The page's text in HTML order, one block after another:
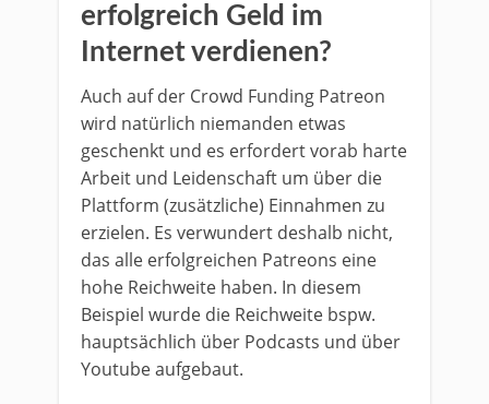
erfolgreich Geld im
Internet verdienen?
Auch auf der Crowd Funding Patreon
wird natürlich niemanden etwas
geschenkt und es erfordert vorab harte
Arbeit und Leidenschaft um über die
Plattform (zusätzliche) Einnahmen zu
erzielen. Es verwundert deshalb nicht,
das alle erfolgreichen Patreons eine
hohe Reichweite haben. In diesem
Beispiel wurde die Reichweite bspw.
hauptsächlich über Podcasts und über
Youtube aufgebaut.